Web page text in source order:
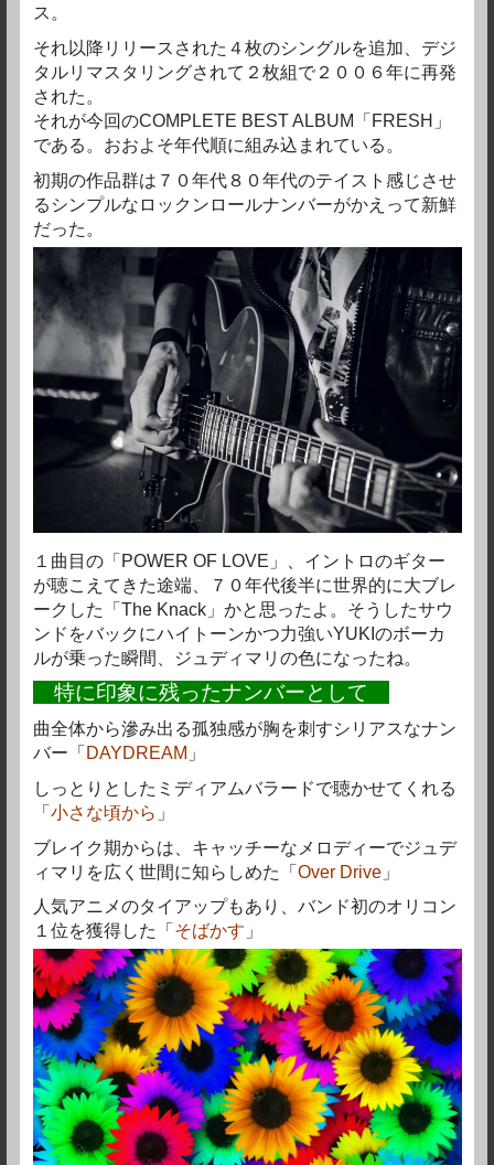
ス。
それ以降リリースされた４枚のシングルを追加、デジ
タルリマスタリングされて２枚組で２００６年に再発
された。
それが今回のCOMPLETE BEST ALBUM「FRESH」
である。おおよそ年代順に組み込まれている。
初期の作品群は７０年代８０年代のテイスト感じさせ
るシンプルなロックンロールナンバーがかえって新鮮
だった。
１曲目の「POWER OF LOVE」、イントロのギター
が聴こえてきた途端、７０年代後半に世界的に大ブレ
ークした「The Knack」かと思ったよ。そうしたサウ
ンドをバックにハイトーンかつ力強いYUKIのボーカ
ルが乗った瞬間、ジュディマリの色になったね。
特に印象に残ったナンバーとして
曲全体から滲み出る孤独感が胸を刺すシリアスなナン
バー「 DAYDREAM 」
しっとりとしたミディアムバラードで聴かせてくれる
「小さな頃から 」
ブレイク期からは、キャッチーなメロディーでジュデ
ィマリを広く世間に知らしめた「Over Drive 」
人気アニメのタイアップもあり、バンド初のオリコン
１位を獲得した「 そばかす 」